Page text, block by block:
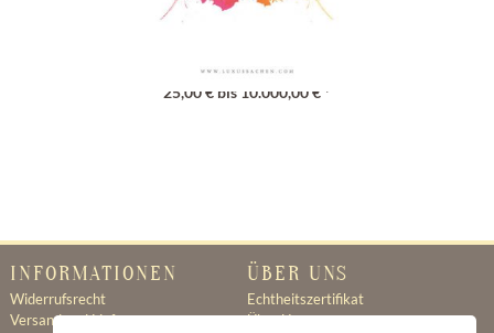
Geschenkgutschein
25,00 € bis 10.000,00 € *
INFORMATIONEN
Widerrufsrecht
Versand und Lieferung
ÜBER UNS
Echtheitszertifikat
Über Uns